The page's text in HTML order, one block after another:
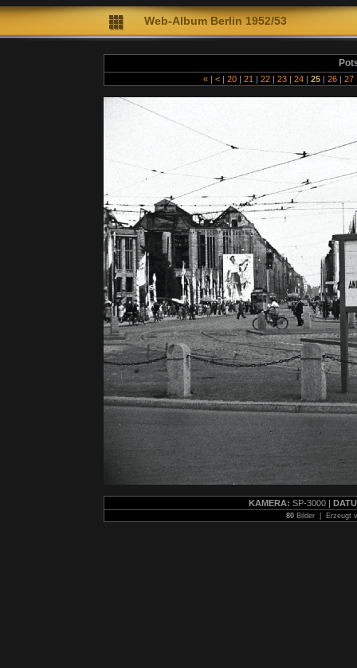
Web-Album Berlin 1952/53
« | < | 20 | 21 | 22 | 23 | 24 | 25 | 26 | 27
KAMERA: SP-3000 |
80 Bilder | Erzeugt